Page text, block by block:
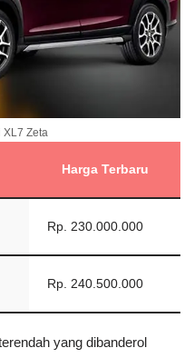
XL7 Zeta
Harga Terbaru
Rp. 230.000.000
Rp. 240.500.000
yang dibanderol